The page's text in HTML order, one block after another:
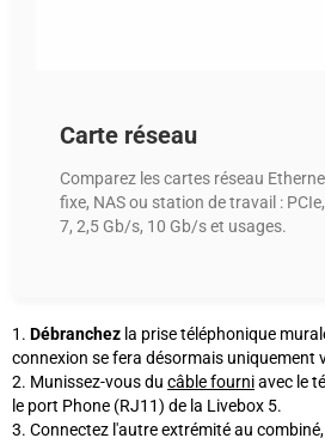
Carte réseau
Comparez les cartes réseau
fixe, NAS ou station de travail :
7, 2,5 Gb/s, 10 Gb/s et usages.
Débranchez la prise téléphonique
connexion se fera désormais uniquement
Munissez-vous du câble fourniavec le
le port Phone (RJ11) de la Livebox 5.
Connectez l'autre extrémité au combiné,